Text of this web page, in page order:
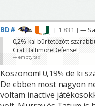
BD# 1 831 —
0,2%-kal büntetőzött
Grat BaltimoreDefense!
empty taxi
Köszönöm! 0,19% de ki
De ebben most nagyon
voltam inactive